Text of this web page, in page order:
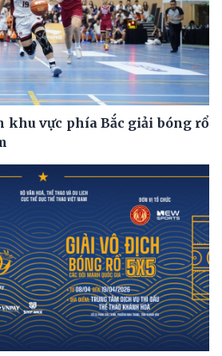
khu vực phía Bắc giải bóng rổ